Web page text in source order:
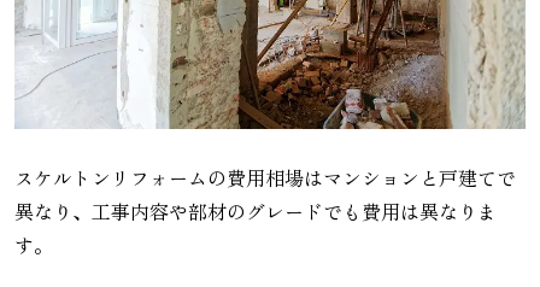
スケルトンリフォームの費用相場はマンションと戸建てで
異なり、工事内容や部材のグレードでも費用は異なりま
す。